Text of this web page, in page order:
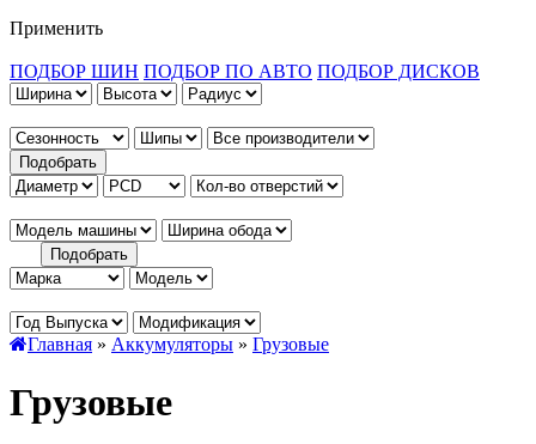
Применить
ПОДБОР ШИН ПОДБОР ПО АВТО ПОДБОР ДИСКОВ
Главная » Аккумуляторы » Грузовые
Грузовые